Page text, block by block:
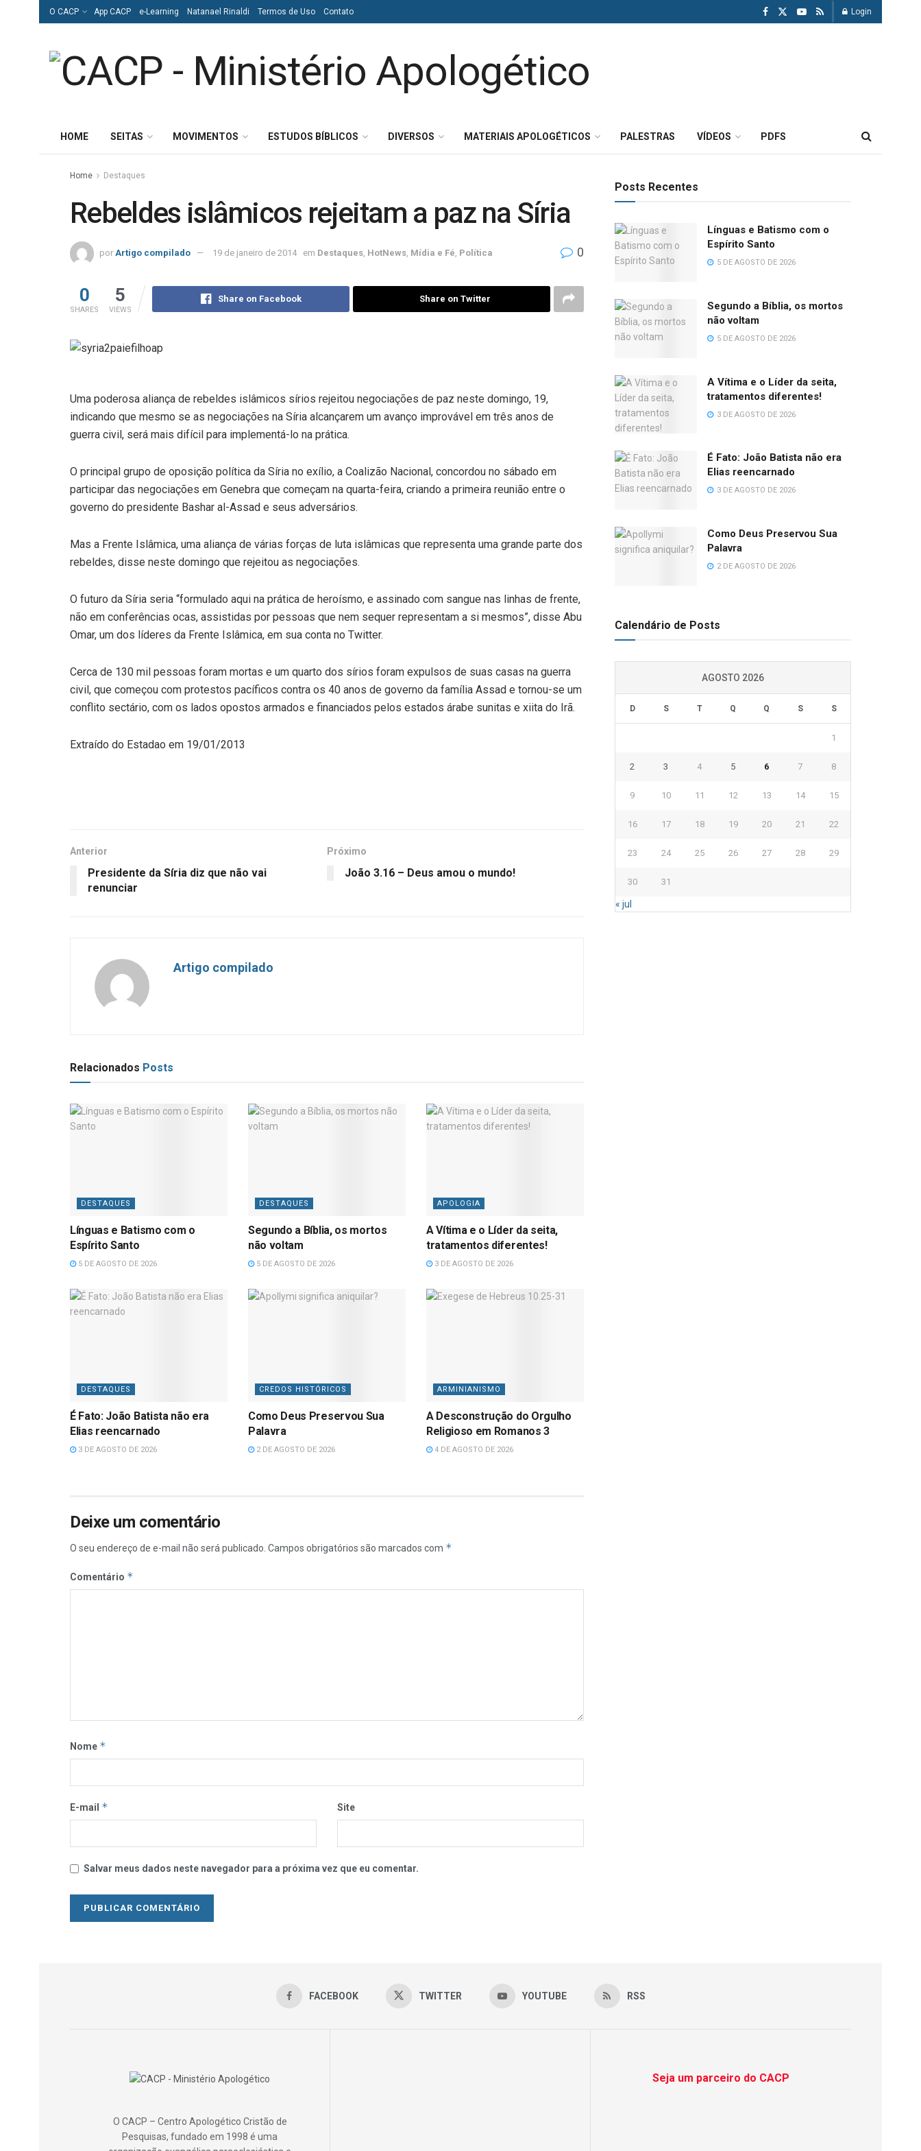
O CACP App CACP e-Learning Natanael Rinaldi Termos de Uso Contato Login
HOME SEITAS MOVIMENTOS ESTUDOS BÍBLICOS DIVERSOS MATERIAIS APOLOGÉTICOS PALESTRAS VÍDEOS PDFS
Home Destaques
Rebeldes islâmicos rejeitam a paz na Síria
por Artigo compilado 19 de janeiro de 2014 em Destaques HotNews Mídia e Fé Política 0
0
SHARES
5
VIEWS
Share on Facebook Share on Twitter
Uma poderosa aliança de rebeldes islâmicos sírios rejeitou negociações de paz neste domingo, 19,
indicando que mesmo se as negociações na Síria alcançarem um avanço improvável em três anos de
guerra civil, será mais difícil para implementá-lo na prática.
O principal grupo de oposição política da Síria no exílio, a Coalizão Nacional, concordou no sábado em
participar das negociações em Genebra que começam na quarta-feira, criando a primeira reunião entre o
governo do presidente Bashar al-Assad e seus adversários.
Mas a Frente Islâmica, uma aliança de várias forças de luta islâmicas que representa uma grande parte dos
rebeldes, disse neste domingo que rejeitou as negociações.
O futuro da Síria seria “formulado aqui na prática de heroísmo, e assinado com sangue nas linhas de frente,
não em conferências ocas, assistidas por pessoas que nem sequer representam a si mesmos”, disse Abu
Omar, um dos líderes da Frente Islâmica, em sua conta no Twitter.
Cerca de 130 mil pessoas foram mortas e um quarto dos sírios foram expulsos de suas casas na guerra
civil, que começou com protestos pacíficos contra os 40 anos de governo da família Assad e tornou-se um
conflito sectário, com os lados opostos armados e financiados pelos estados árabe sunitas e xiita do Irã.
Extraído do Estadao em 19/01/2013
Anterior
Presidente da Síria diz que não vai
renunciar
Próximo
João 3.16 – Deus amou o mundo!
Artigo compilado
Relacionados Posts
DESTAQUES
Línguas e Batismo com o
Espírito Santo
5 DE AGOSTO DE 2026
DESTAQUES
Segundo a Bíblia, os mortos
não voltam
5 DE AGOSTO DE 2026
APOLOGIA
A Vítima e o Líder da seita,
tratamentos diferentes!
3 DE AGOSTO DE 2026
DESTAQUES
É Fato: João Batista não era
Elias reencarnado
3 DE AGOSTO DE 2026
CREDOS HISTÓRICOS
Como Deus Preservou Sua
Palavra
2 DE AGOSTO DE 2026
ARMINIANISMO
A Desconstrução do Orgulho
Religioso em Romanos 3
4 DE AGOSTO DE 2026
Deixe um comentário
O seu endereço de e-mail não será publicado. Campos obrigatórios são marcados com *
Comentário *
Nome *
E-mail * Site
Salvar meus dados neste navegador para a próxima vez que eu comentar.
Posts Recentes
Línguas e Batismo com o
Espírito Santo
5 DE AGOSTO DE 2026
Segundo a Bíblia, os mortos
não voltam
5 DE AGOSTO DE 2026
A Vítima e o Líder da seita,
tratamentos diferentes!
3 DE AGOSTO DE 2026
É Fato: João Batista não era
Elias reencarnado
3 DE AGOSTO DE 2026
Como Deus Preservou Sua
Palavra
2 DE AGOSTO DE 2026
Calendário de Posts
AGOSTO 2026
D S T Q Q S S
1
2 3 4 5 6 7 8
9 10 11 12 13 14 15
16 17 18 19 20 21 22
23 24 25 26 27 28 29
30 31
« jul
FACEBOOK TWITTER YOUTUBE RSS
O CACP – Centro Apologético Cristão de
Pesquisas, fundado em 1998 é uma
Seja um parceiro do CACP